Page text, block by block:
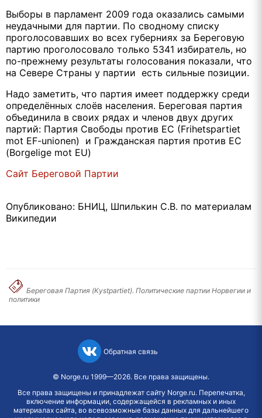
Выборы в парламент 2009 года оказались самыми
неудачными для партии. По сводному списку
проголосовавших во всех губерниях за Береговую
партию проголосовало только 5341 избиратель, но
по-прежнему результаты голосования показали, что
на Севере Страны у партии есть сильные позиции.
Надо заметить, что партия имеет поддержку среди
определённых слоёв населения. Береговая партия
объединила в своих рядах и членов двух других
партий: Партия Свободы против ЕС (Frihetspartiet
mot EF-unionen) и Гражданская партия против ЕС
(Borgelige mot EU)
Сайт Береговой Партии
Опубликовано: БНИЦ, Шпилькин С.В. по материалам
Википедии
Береговая Партия (Kystpartiet). Политические партии Норвегии и
политики
Обратная связь
© Norge.ru 1999—2026. Все права защищены.
Все права защищены и принадлежат сайту Norge.ru. Перепечатка,
включение информации, содержащейся в рекламных и иных
материалах сайта, во всевозможные базы данных для дальнейшего